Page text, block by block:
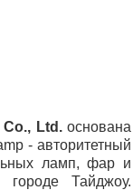
Ltd.основана
- авторитетный
ламп, фар и
городе Тайджоу.